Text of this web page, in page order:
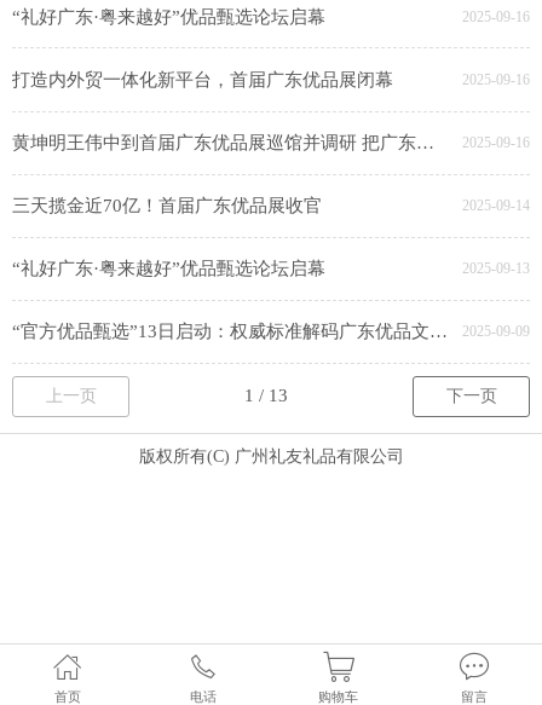
“礼好广东·粤来越好”优品甄选论坛启幕 2025-09-16
打造内外贸一体化新平台，首届广东优品展闭幕 2025-09-16
黄坤明王伟中到首届广东优品展巡馆并调研 把广东优品展办好办实办出成效 更好助力稳外贸扩内需促发展 2025-09-16
三天揽金近70亿！首届广东优品展收官 2025-09-14
“礼好广东·粤来越好”优品甄选论坛启幕 2025-09-13
“官方优品甄选”13日启动：权威标准解码广东优品文化与市场价值 2025-09-09
上一页 下一页
版权所有(C) 广州礼友礼品有限公司
首页 电话 购物车 留言